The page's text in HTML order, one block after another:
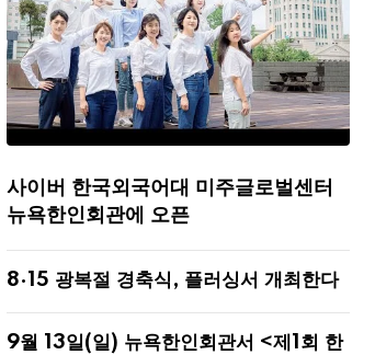
사이버 한국외국어대 미주글로벌센터
뉴욕한인회관에 오픈
8·15 광복절 경축식, 플러싱서 개최한다
9월 13일(일) 뉴욕한인회관서 <제1회 한